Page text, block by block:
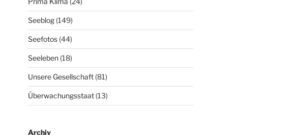
Seeblog(149)
Seefotos(44)
Seeleben(18)
Unsere Gesellschaft(81)
Überwachungsstaat(13)
Archiv